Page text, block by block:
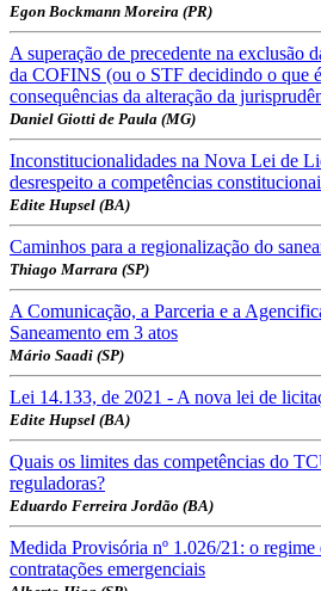
Egon Bockmann Moreira (PR)
A superação de precedente na exclusão
da COFINS (ou o STF decidindo o que
consequências da alteração da
Daniel Giotti de Paula (MG)
Inconstitucionalidades na Nova Lei de
desrespeito a competências
Edite Hupsel (BA)
Caminhos para a regionalização do
Thiago Marrara (SP)
A Comunicação, a Parceria e a
Saneamento em 3 atos
Mário Saadi (SP)
Lei 14.133, de 2021 - A nova lei de
Edite Hupsel (BA)
Quais os limites das competências do
reguladoras?
Eduardo Ferreira Jordão (BA)
Medida Provisória nº 1.026/21: o
contratações emergenciais